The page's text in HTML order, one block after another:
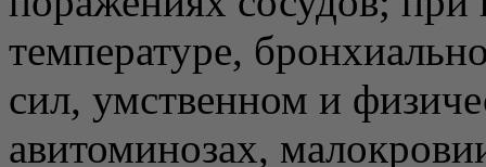
температуре,
сил, умственном и
авитоминозах,